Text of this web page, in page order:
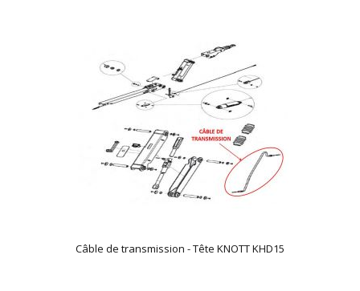
Câble de transmission - Tête KNOTT KHD15